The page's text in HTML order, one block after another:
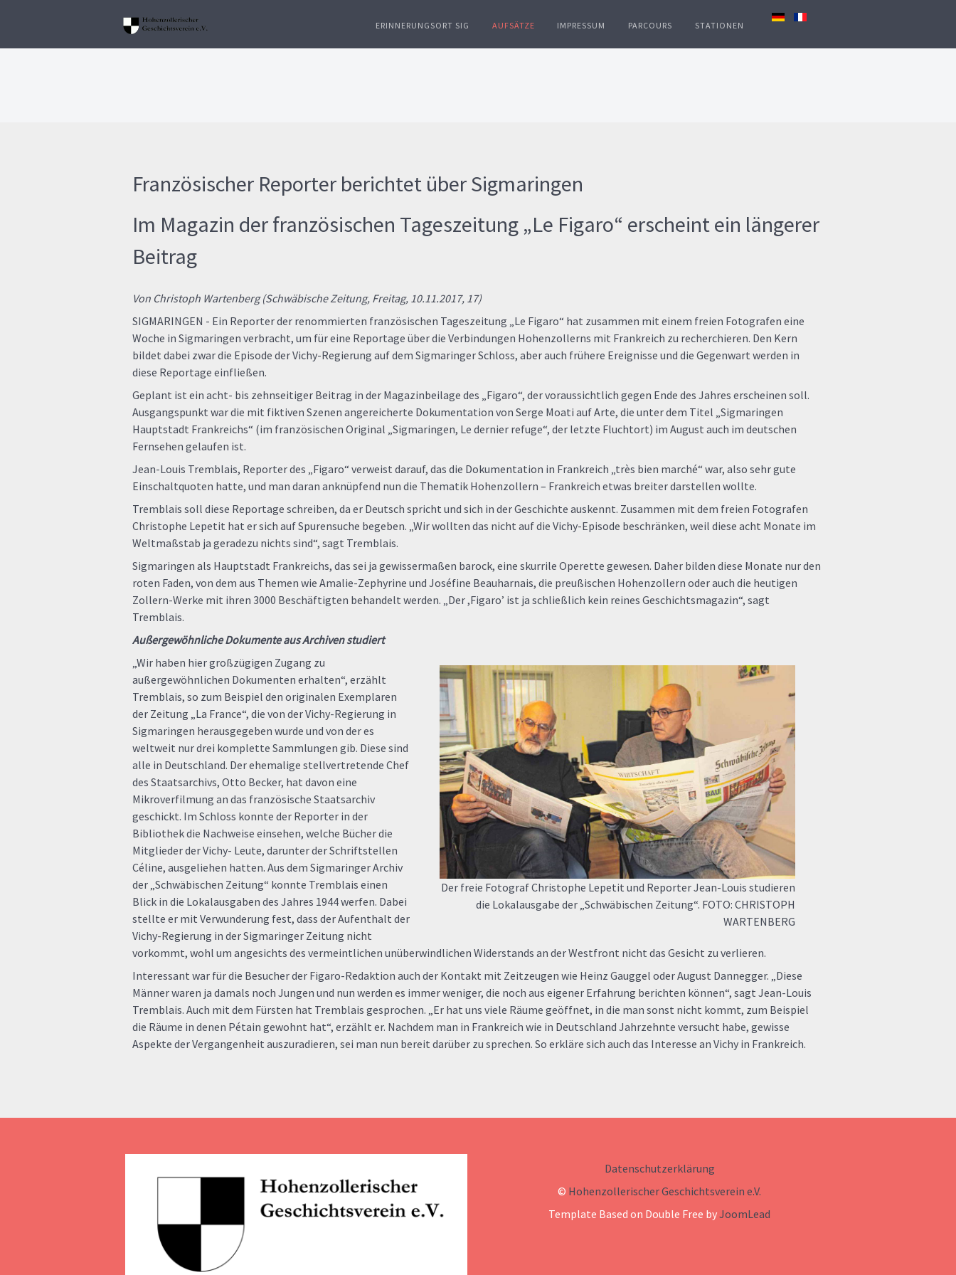
ERINNERUNGSORT SIG AUFSÄTZE IMPRESSUM PARCOURS STATIONEN
Französischer Reporter berichtet über Sigmaringen
Im Magazin der französischen Tageszeitung „Le Figaro“ erscheint ein längerer
Beitrag
Von Christoph Wartenberg (Schwäbische Zeitung, Freitag, 10.11.2017, 17)
SIGMARINGEN - Ein Reporter der renommierten französischen Tageszeitung „Le Figaro“ hat zusammen mit einem freien Fotografen eine
Woche in Sigmaringen verbracht, um für eine Reportage über die Verbindungen Hohenzollerns mit Frankreich zu recherchieren. Den Kern
bildet dabei zwar die Episode der Vichy-Regierung auf dem Sigmaringer Schloss, aber auch frühere Ereignisse und die Gegenwart werden in
diese Reportage einfließen.
Geplant ist ein acht- bis zehnseitiger Beitrag in der Magazinbeilage des „Figaro“, der voraussichtlich gegen Ende des Jahres erscheinen soll.
Ausgangspunkt war die mit fiktiven Szenen angereicherte Dokumentation von Serge Moati auf Arte, die unter dem Titel „Sigmaringen
Hauptstadt Frankreichs“ (im französischen Original „Sigmaringen, Le dernier refuge“, der letzte Fluchtort) im August auch im deutschen
Fernsehen gelaufen ist.
Jean-Louis Tremblais, Reporter des „Figaro“ verweist darauf, das die Dokumentation in Frankreich „très bien marché“ war, also sehr gute
Einschaltquoten hatte, und man daran anknüpfend nun die Thematik Hohenzollern – Frankreich etwas breiter darstellen wollte.
Tremblais soll diese Reportage schreiben, da er Deutsch spricht und sich in der Geschichte auskennt. Zusammen mit dem freien Fotografen
Christophe Lepetit hat er sich auf Spurensuche begeben. „Wir wollten das nicht auf die Vichy-Episode beschränken, weil diese acht Monate im
Weltmaßstab ja geradezu nichts sind“, sagt Tremblais.
Sigmaringen als Hauptstadt Frankreichs, das sei ja gewissermaßen barock, eine skurrile Operette gewesen. Daher bilden diese Monate nur den
roten Faden, von dem aus Themen wie Amalie-Zephyrine und Joséfine Beauharnais, die preußischen Hohenzollern oder auch die heutigen
Zollern-Werke mit ihren 3000 Beschäftigten behandelt werden. „Der ,Figaro’ ist ja schließlich kein reines Geschichtsmagazin“, sagt
Tremblais.
Außergewöhnliche Dokumente aus Archiven studiert
Der freie Fotograf Christophe Lepetit und Reporter Jean-Louis studieren
die Lokalausgabe der „Schwäbischen Zeitung“. FOTO: CHRISTOPH
WARTENBERG
„Wir haben hier großzügigen Zugang zu
außergewöhnlichen Dokumenten erhalten“, erzählt
Tremblais, so zum Beispiel den originalen Exemplaren
der Zeitung „La France“, die von der Vichy-Regierung in
Sigmaringen herausgegeben wurde und von der es
weltweit nur drei komplette Sammlungen gib. Diese sind
alle in Deutschland. Der ehemalige stellvertretende Chef
des Staatsarchivs, Otto Becker, hat davon eine
Mikroverfilmung an das französische Staatsarchiv
geschickt. Im Schloss konnte der Reporter in der
Bibliothek die Nachweise einsehen, welche Bücher die
Mitglieder der Vichy- Leute, darunter der Schriftstellen
Céline, ausgeliehen hatten. Aus dem Sigmaringer Archiv
der „Schwäbischen Zeitung“ konnte Tremblais einen
Blick in die Lokalausgaben des Jahres 1944 werfen. Dabei
stellte er mit Verwunderung fest, dass der Aufenthalt der
Vichy-Regierung in der Sigmaringer Zeitung nicht
vorkommt, wohl um angesichts des vermeintlichen unüberwindlichen Widerstands an der Westfront nicht das Gesicht zu verlieren.
Interessant war für die Besucher der Figaro-Redaktion auch der Kontakt mit Zeitzeugen wie Heinz Gauggel oder August Dannegger. „Diese
Männer waren ja damals noch Jungen und nun werden es immer weniger, die noch aus eigener Erfahrung berichten können“, sagt Jean-Louis
Tremblais. Auch mit dem Fürsten hat Tremblais gesprochen. „Er hat uns viele Räume geöffnet, in die man sonst nicht kommt, zum Beispiel
die Räume in denen Pétain gewohnt hat“, erzählt er. Nachdem man in Frankreich wie in Deutschland Jahrzehnte versucht habe, gewisse
Aspekte der Vergangenheit auszuradieren, sei man nun bereit darüber zu sprechen. So erkläre sich auch das Interesse an Vichy in Frankreich.
Datenschutzerklärung
© Hohenzollerischer Geschichtsverein e.V.
Template Based on Double Free byJoomLead